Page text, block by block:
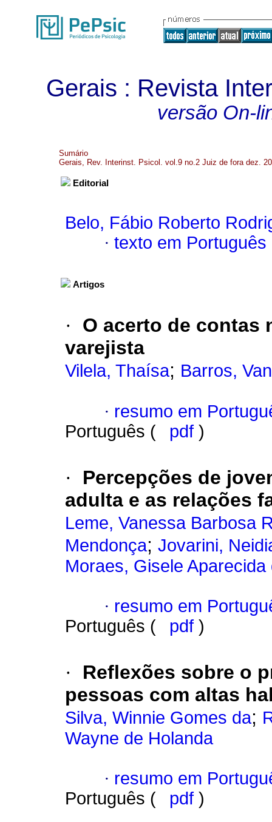
Gerais : Revista
versão On-
Sumário
Gerais, Rev. Interinst. Psicol. vol.9 no.2 Juiz de fora dez.
Editorial
Belo, Fábio Roberto
· texto em Português
Artigos
·
O acerto de contas
varejista
Vilela, Thaísa; Barros,
· resumo em
Português (
pdf )
·
Percepções de
adulta e as relações
Leme, Vanessa Barbosa
Mendonça; Jovarini,
Moraes, Gisele Aparecida
· resumo em
Português (
pdf )
·
Reflexões sobre o
pessoas com altas
Silva, Winnie Gomes da;
Wayne de Holanda
· resumo em
Português (
pdf )